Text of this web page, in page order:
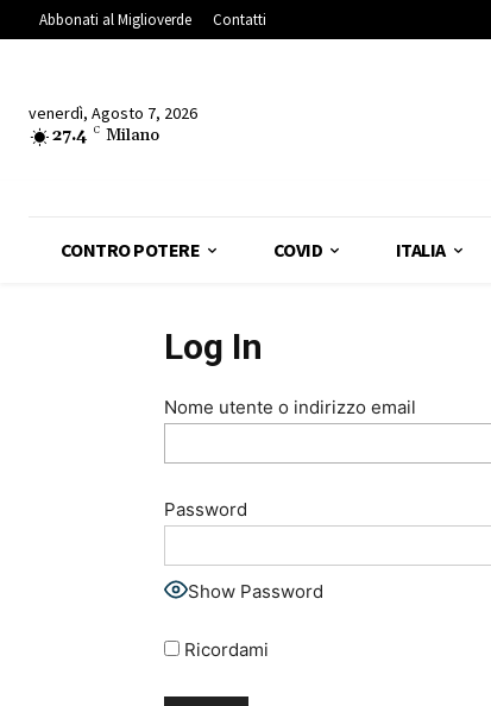
Abbonati al Miglioverde Contatti
venerdì, Agosto 7, 2026
27.4 C Milano
CONTRO POTERE COVID ITALIA
Log In
Nome utente o indirizzo email
Password
Show Password
Ricordami